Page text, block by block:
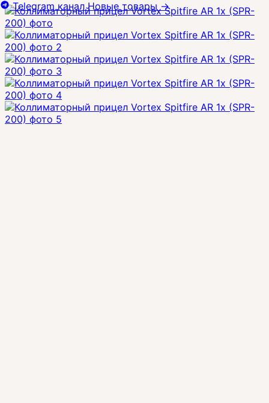
Telegram канал Новые товары→